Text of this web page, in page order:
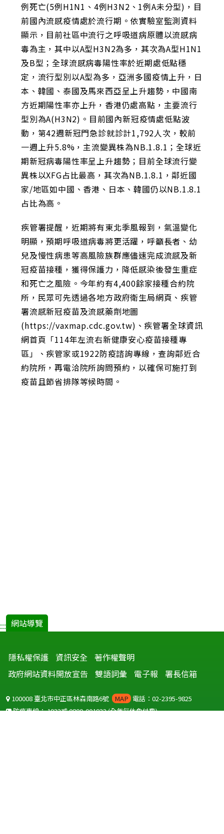
例死亡(5例H1N1、4例H3N2、1例A未分型)，目
前國內流感疫情處於流行期。依實驗室監測資料
顯示，目前社區中流行之呼吸道病原體以流感病
毒為主，其中以A型H3N2為多，其次為A型H1N1
及B型；全球流感病毒陽性率於近期處低點穩
定，流行型別以A型為多，亞洲多國疫情上升，日
本、韓國、泰國及馬來西亞呈上升趨勢，中國南
方近期陽性率亦上升，香港仍處高點，主要流行
型別為A(H3N2)。目前國內新冠疫情處低點波
動，第42週新冠門急診就診計1,792人次，較前
一週上升5.8%，主流變異株為NB.1.8.1；全球近
期新冠病毒陽性率呈上升趨勢；目前全球流行變
異株以XFG占比最高，其次為NB.1.8.1，鄰近國
家/地區如中國、香港、日本、韓國仍以NB.1.8.1
占比為高。
疾管署提醒，近期將有東北季風報到，氣溫變化
明顯，預期呼吸道病毒將更活躍，呼籲長者、幼
兒及慢性病患等高風險族群應儘速完成流感及新
冠疫苗接種，獲得保護力，降低感染後發生重症
和死亡之風險。今年約有4,400餘家接種合約院
所，民眾可先透過各地方政府衛生局網頁、疾管
署流感新冠疫苗及流感藥劑地圖
(https://vaxmap.cdc.gov.tw)、疾管署全球資訊
網首頁「114年左流右新健康安心疫苗接種專
區」、疾管家或1922防疫諮詢專線，查詢鄰近合
約院所，再電洽院所詢問預約，以確保可施打到
疫苗且節省排隊等候時間。
::: 網站導覽
隱私權保護 資訊安全 著作權聲明
政府網站資料開放宣告
雙語詞彙 電子報 署長信箱
100008 臺北市中正區林森南路6號 MAP 電話：02-2395-9825
防疫專線：1922或0800-001922(全年無休免付費)